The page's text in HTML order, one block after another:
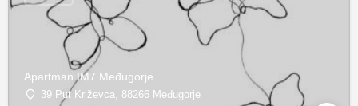
Apartman IM7 Međugorje
39 Put Križevca, 88266 Međugorje